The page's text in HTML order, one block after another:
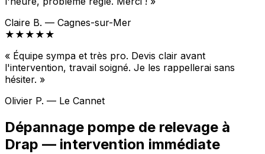
Claire B. — Cagnes-sur-Mer
★★★★★
« Équipe sympa et très pro. Devis clair avant
l'intervention, travail soigné. Je les rappellerai sans
hésiter. »
Olivier P. — Le Cannet
Dépannage pompe de relevage à
Drap — intervention immédiate